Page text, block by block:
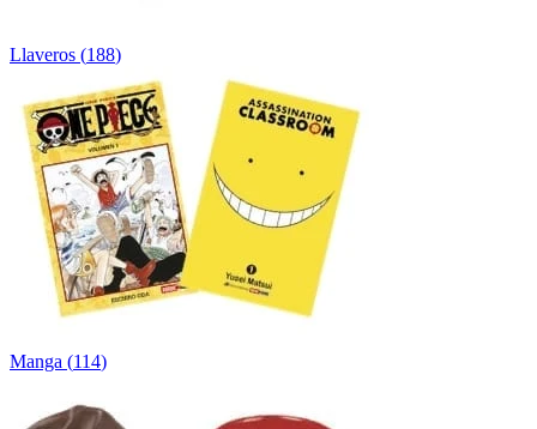
Llaveros (188)
Manga (114)